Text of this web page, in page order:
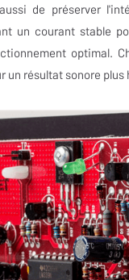
de préserver
un courant stable
optimal.
résultat sonore plus